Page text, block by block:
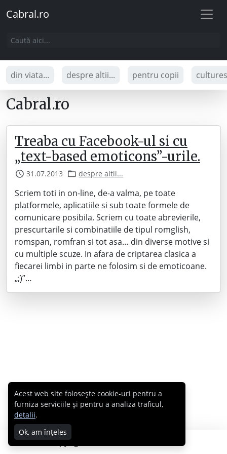
Cabral.ro
din viata... despre altii... pentru copii
Cabral.ro
Treaba cu Facebook-ul si cu
„text-based emoticons”-urile.
31.07.2013 despre altii...
Scriem toti in on-line, de-a valma, pe toate
platformele, aplicatiile si sub toate formele de
comunicare posibila. Scriem cu toate abrevierile,
prescurtarile si combinatiile de tipul romglish,
romspan, romfran si tot asa… din diverse motive si
cu multiple scuze. In afara de criptarea clasica a
fiecarei limbi in parte ne folosim si de emoticoane.
„;)”…
Copyright © 2007 - 2026 Cabral.ro
Acest web site folosește cookie-uri pentru a
furniza serviciile și pentru a analiza traficul,
detalii.
Ok, am înțeles